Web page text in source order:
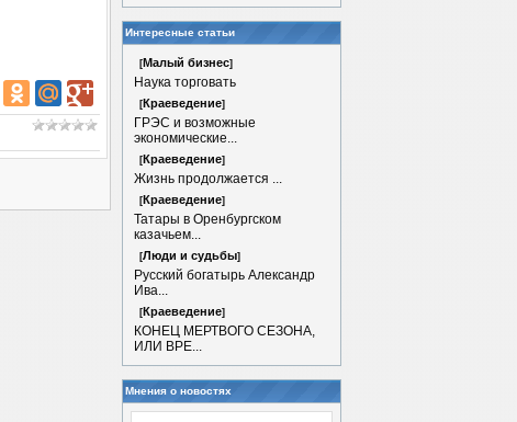
Интересные статьи
[Малый бизнес]
Наука торговать
[Краеведение]
ГРЭС и возможные
экономические...
[Краеведение]
Жизнь продолжается ...
[Краеведение]
Татары в Оренбургском
казачьем...
[Люди и судьбы]
Русcкий богатырь Александр
Ива...
[Краеведение]
КОНЕЦ МЕРТВОГО СЕЗОНА,
ИЛИ ВРЕ...
Мнения о новостях